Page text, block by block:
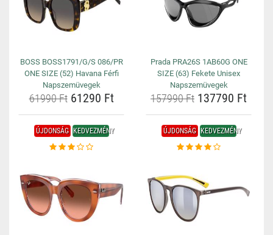
BOSS BOSS1791/G/S 086/PR
ONE SIZE (52) Havana Férfi
Napszemüvegek
61990 Ft61290 Ft
Prada PRA26S 1AB60G ONE
SIZE (63) Fekete Unisex
Napszemüvegek
157990 Ft 137790 Ft
ÚJDONSÁG KEDVEZMÉNY ÚJDONSÁG KEDVEZMÉNY